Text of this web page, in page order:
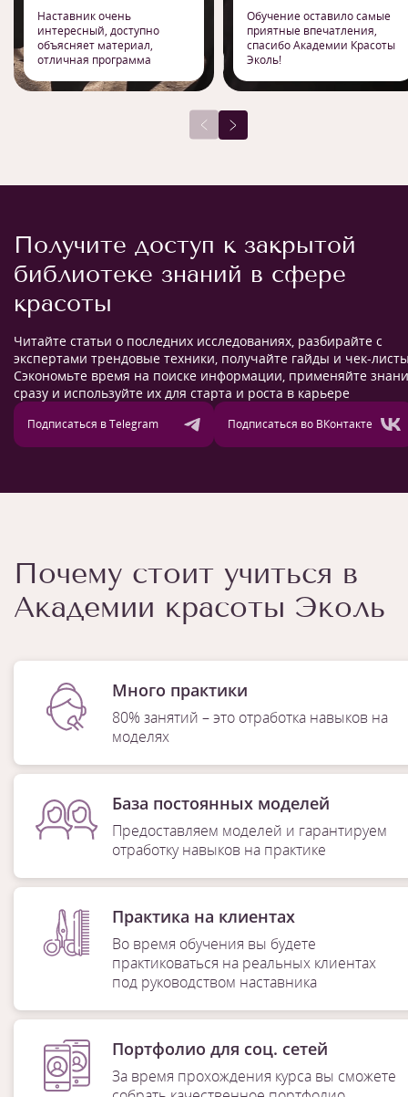
Наставник очень
интересный, доступно
объясняет материал,
отличная программа
Обучение оставило самые
приятные впечатления,
спасибо Академии Красоты
Эколь!
Получите доступ к закрытой
библиотеке знаний в сфере
красоты
Читайте статьи о последних исследованиях, разбирайте с
экспертами трендовые техники, получайте гайды и чек-
Сэкономьте время на поиске информации, применяйте
сразу и используйте их для старта и роста в карьере
Подписаться в Telegram Подписаться во ВКонтакте
Почему стоит учиться в
Академии красоты Эколь
Много практики
80% занятий – это отработка навыков на
моделях
База постоянных моделей
Предоставляем моделей и гарантируем
отработку навыков на практике
Практика на клиентах
Во время обучения вы будете
практиковаться на реальных клиентах
под руководством наставника
Портфолио для соц. сетей
За время прохождения курса вы сможете